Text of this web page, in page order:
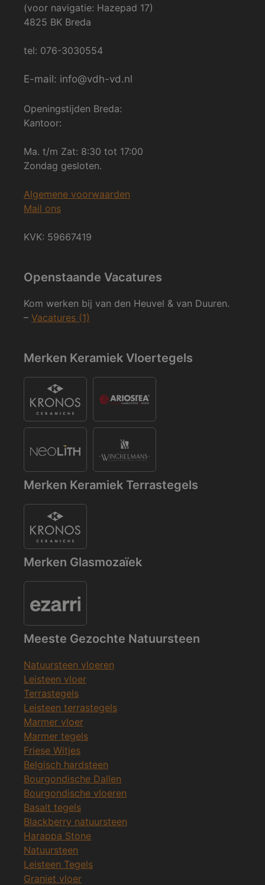
(voor navigatie: Hazepad 17)
4825 BK Breda
tel: 076-3030554
E-mail: info@vdh-vd.nl
Openingstijden Breda:
Kantoor:
Ma. t/m Zat: 8:30 tot 17:00
Zondag gesloten.
Algemene voorwaarden
Mail ons
KVK: 59667419
Openstaande Vacatures
Kom werken bij van den Heuvel & van Duuren.
– Vacatures (1)
Merken Keramiek Vloertegels
Merken Keramiek Terrastegels
Merken Glasmozaïek
Meeste Gezochte Natuursteen
Natuursteen vloeren
Leisteen vloer
Terrastegels
Leisteen terrastegels
Marmer vloer
Marmer tegels
Friese Witjes
Belgisch hardsteen
Bourgondische Dallen
Bourgondische vloeren
Basalt tegels
Blackberry natuursteen
Harappa Stone
Natuursteen
Leisteen Tegels
Graniet vloer